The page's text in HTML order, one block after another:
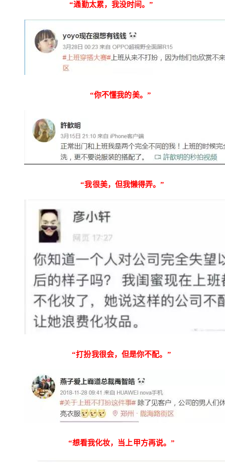
“通勤太累，我没时间。”
“你不懂我的美。”
“我很美，但我懒得弄。”
“打扮我很会，但是你不配。”
“想看我化妆，当上甲方再说。”